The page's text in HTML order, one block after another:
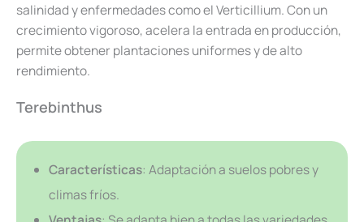
salinidad y enfermedades como el Verticillium. Con un
crecimiento vigoroso, acelera la entrada en producción,
permite obtener plantaciones uniformes y de alto
rendimiento.
Terebinthus
Características: Adaptación a suelos pobres y
climas fríos.